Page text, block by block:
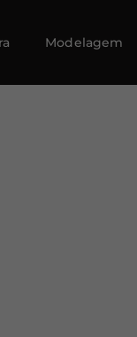
Modelagem